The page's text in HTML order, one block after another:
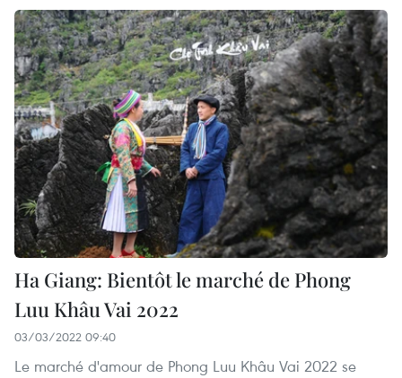
Ha Giang: Bientôt le marché de Phong
Luu Khâu Vai 2022
03/03/2022 09:40
Le marché d'amour de Phong Luu Khâu Vai 2022 se